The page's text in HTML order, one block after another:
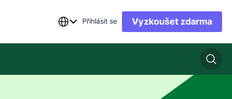
Přihlásit se Vyzkoušet zdarma